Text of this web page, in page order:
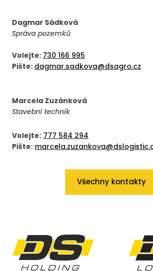
Dagmar Sádková
Správa pozemků
Volejte: 730 166 995
Pište: dagmar.sadkova@dsagro.cz
Marcela Zuzánková
Stavební technik
Volejte: 777 584 294
Pište:
Všechny kontakty